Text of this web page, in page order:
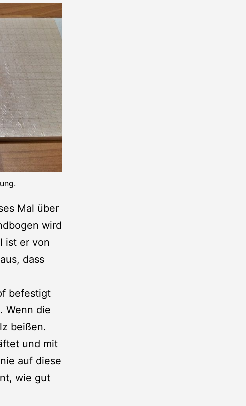
Mal über
wird
ist er von
dass
befestigt
Wenn die
beißen.
und mit
auf diese
wie gut